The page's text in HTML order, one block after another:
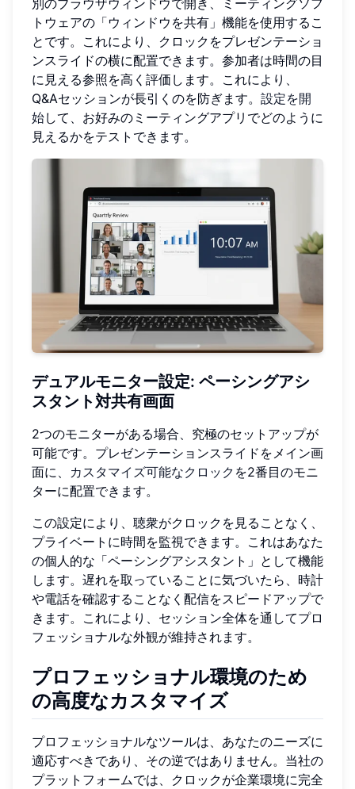
別のブラウザウィンドウで開き、ミーティングソフ
トウェアの「ウィンドウを共有」機能を使用するこ
とです。これにより、クロックをプレゼンテーショ
ンスライドの横に配置できます。参加者は時間の目
に見える参照を高く評価します。これにより、
Q&Aセッションが長引くのを防ぎます。 設定を開
始して、お好みのミーティングアプリでどのように
見えるかをテストできます。
デュアルモニター設定: ペーシングアシ
スタント対共有画面
2つのモニターがある場合、究極のセットアップが
可能です。プレゼンテーションスライドをメイン画
面に、 カスタマイズ可能なクロック を2番目のモニ
ターに配置できます。
この設定により、聴衆がクロックを見ることなく、
プライベートに時間を監視できます。これはあなた
の個人的な「ペーシングアシスタント」として機能
します。遅れを取っていることに気づいたら、時計
や電話を確認することなく配信をスピードアップで
きます。これにより、セッション全体を通してプロ
フェッショナルな外観が維持されます。
プロフェッショナル環境のため
の高度なカスタマイズ
プロフェッショナルなツールは、あなたのニーズに
適応すべきであり、その逆ではありません。当社の
プラットフォームでは、クロックが企業環境に完全